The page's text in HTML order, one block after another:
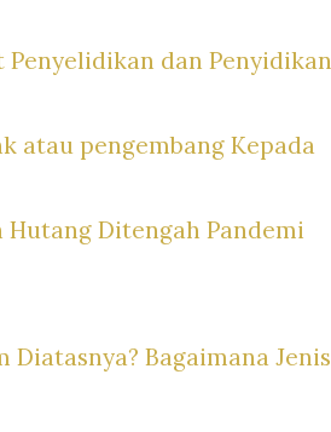
Penyelidikan dan Penyidikan
atau pengembang Kepada
Hutang Ditengah Pandemi
Bagaimana Jenis